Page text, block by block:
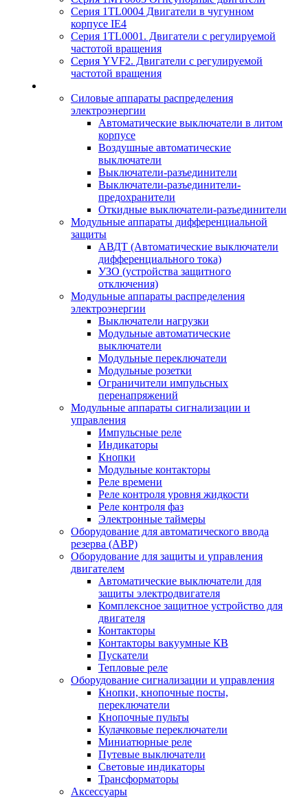
Серия 1TL0004 Двигатели в чугунном
корпусе IE4
Серия 1TL0001. Двигатели с регулируемой
частотой вращения
Серия YVF2. Двигатели с регулируемой
частотой вращения
Силовые аппараты распределения
электроэнергии
Автоматические выключатели в литом
корпусе
Воздушные автоматические
выключатели
Выключатели-разъединители
Выключатели-разъединители-
предохранители
Откидные выключатели-разъединители
Модульные аппараты дифференциальной
защиты
АВДТ (Автоматические выключатели
дифференциального тока)
УЗО (устройства защитного
отключения)
Модульные аппараты распределения
электроэнергии
Выключатели нагрузки
Модульные автоматические
выключатели
Модульные переключатели
Модульные розетки
Ограничители импульсных
перенапряжений
Модульные аппараты сигнализации и
управления
Импульсные реле
Индикаторы
Кнопки
Модульные контакторы
Реле времени
Реле контроля уровня жидкости
Реле контроля фаз
Электронные таймеры
Оборудование для автоматического ввода
резерва (АВР)
Оборудование для защиты и управления
двигателем
Автоматические выключатели для
защиты электродвигателя
Комплексное защитное устройство для
двигателя
Контакторы
Контакторы вакуумные КВ
Пускатели
Тепловые реле
Оборудование сигнализации и управления
Кнопки, кнопочные посты,
переключатели
Кнопочные пульты
Кулачковые переключатели
Миниатюрные реле
Путевые выключатели
Световые индикаторы
Трансформаторы
Аксессуары